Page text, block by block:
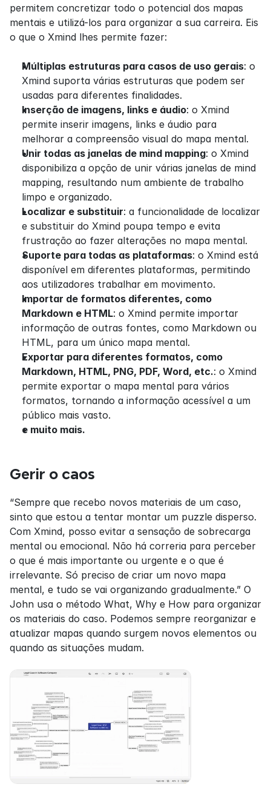
permitem concretizar todo o potencial dos mapas
mentais e utilizá-los para organizar a sua carreira. Eis
o que o Xmind lhes permite fazer:
Múltiplas estruturas para casos de uso gerais: o
Xmind suporta várias estruturas que podem ser
usadas para diferentes finalidades.
Inserção de imagens, links e áudio: o Xmind
permite inserir imagens, links e áudio para
melhorar a compreensão visual do mapa mental.
Unir todas as janelas de mind mapping: o Xmind
disponibiliza a opção de unir várias janelas de mind
mapping, resultando num ambiente de trabalho
limpo e organizado.
Localizar e substituir: a funcionalidade de localizar
e substituir do Xmind poupa tempo e evita
frustração ao fazer alterações no mapa mental.
Suporte para todas as plataformas: o Xmind está
disponível em diferentes plataformas, permitindo
aos utilizadores trabalhar em movimento.
Importar de formatos diferentes, como
Markdown e HTML: o Xmind permite importar
informação de outras fontes, como Markdown ou
HTML, para um único mapa mental.
Exportar para diferentes formatos, como
Markdown, HTML, PNG, PDF, Word, etc.: o Xmind
permite exportar o mapa mental para vários
formatos, tornando a informação acessível a um
público mais vasto.
e muito mais.
Gerir o caos
“Sempre que recebo novos materiais de um caso,
sinto que estou a tentar montar um puzzle disperso.
Com Xmind, posso evitar a sensação de sobrecarga
mental ou emocional. Não há correria para perceber
o que é mais importante ou urgente e o que é
irrelevante. Só preciso de criar um novo mapa
mental, e tudo se vai organizando gradualmente.” O
John usa o método What, Why e How para organizar
os materiais do caso. Podemos sempre reorganizar e
atualizar mapas quando surgem novos elementos ou
quando as situações mudam.